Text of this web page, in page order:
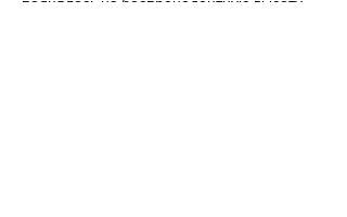
поднялось на беспрецедентную высоту.